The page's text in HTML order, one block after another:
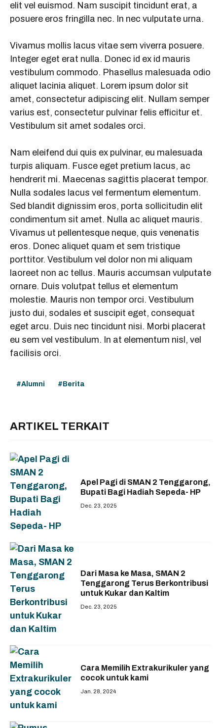
elit vel euismod. Nam suscipit tincidunt erat, a
posuere eros fringilla nec. In nec vulputate urna.
Vivamus mollis lacus vitae sem viverra posuere.
Integer eget erat nulla. Donec id ex id mauris
vestibulum commodo. Phasellus malesuada odio
aliquet lacinia aliquet. Lorem ipsum dolor sit
amet, consectetur adipiscing elit. Nullam semper
varius est, consectetur pulvinar felis efficitur et.
Vestibulum sit amet sodales orci.
Nam eleifend dui quis ex pulvinar, eu malesuada
turpis aliquam. Fusce eget pretium lacus, ac
hendrerit mi. Maecenas sagittis placerat tempor.
Nulla sodales lacus vel fermentum elementum.
Sed blandit dignissim eros, porta sollicitudin elit
condimentum sit amet. Nulla ac aliquet mauris.
Vivamus ut pellentesque neque, quis venenatis
eros. Donec aliquet quam et sem tristique
porttitor. Vestibulum vel dolor non mi aliquam
laoreet non ac tellus. Mauris accumsan vulputate
ornare. Duis volutpat tellus et elementum
molestie. Mauris non tempor orci. Vestibulum
justo dui, sodales et suscipit eget, consequat
eget arcu. Duis nec tincidunt nisi. Morbi placerat
eu sem vel vestibulum. In at elementum nisl, vel
facilisis orci.
Alumni Berita
ARTIKEL TERKAIT
Apel Pagi di SMAN 2 Tenggarong,
Bupati Bagi Hadiah Sepeda- HP
Dec. 23, 2025
Dari Masa ke Masa, SMAN 2
Tenggarong Terus Berkontribusi
untuk Kukar dan Kaltim
Dec. 23, 2025
Cara Memilih Extrakurikuler yang
cocok untuk kami
Jan. 28, 2024